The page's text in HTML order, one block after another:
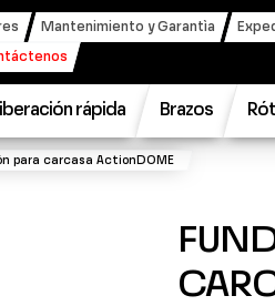
Mantenimiento y Garantìa
rápida Brazos
para carcasa ActionDOME